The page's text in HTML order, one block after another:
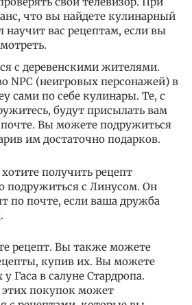
что вы найдете кулинарный
научит вас рецептам, если вы
с деревенскими жителями.
NPC (неигровых персонажей) в
сами по себе кулинары. Те, с
будут присылать вам
Вы можете подружиться
им достаточно подарков.
получить рецепт
подружиться с Линусом. Он
по почте, если ваша дружба
рецепт. Вы также можете
купив их. Вы можете
Гаса в салуне Стардропа.
этих покупок может